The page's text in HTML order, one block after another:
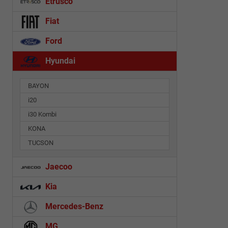
Fiat
Ford
Hyundai
BAYON
i20
i30 Kombi
KONA
TUCSON
Jaecoo
Kia
Mercedes-Benz